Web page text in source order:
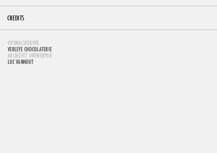
CREDITS
OPDRACHTGEVER
VERLEYE CHOCOLATERIE
ARCHITECT ONTWERPER
LUC VANHOUT